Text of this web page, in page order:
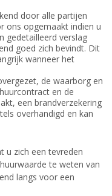
door alle partijen
ons opgemaakt indien u
gedetailleerd verslag
goed zich bevindt. Dit
wanneer het
de waarborg en
en de
een brandverzekering
overhandigd en kan
u zich een tevreden
te weten van
langs voor een